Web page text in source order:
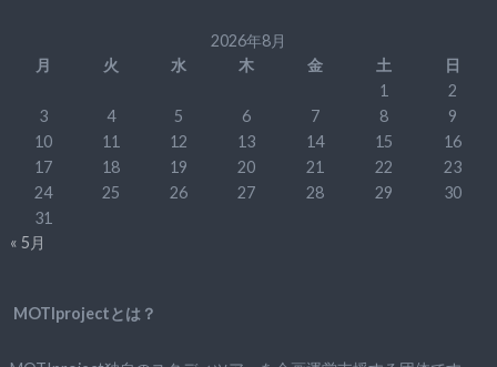
2026年8月
月
火 水 木 金 土
日
1
2
3
4 5 6 7 8
9
10
11 12 13 14 15
16
17
18 19 20 21 22
23
24
25 26 27 28 29
30
31
« 5月
MOTIprojectとは？